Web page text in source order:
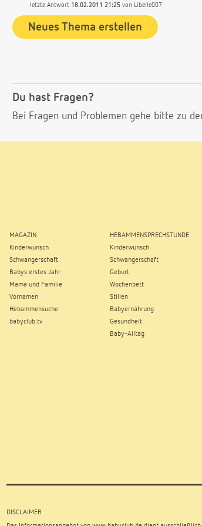
letzte Antwort 18.02.2011 21:25 von Libelle007
Neues Thema erstellen
Du hast Fragen?
Bei Fragen und Problemen gehe bitte zu
MAGAZIN
Kinderwunsch
Schwangerschaft
Babys erstes Jahr
Mama und Familie
Vornamen
Hebammensuche
babyclub.tv
HEBAMMENSPRECHSTUNDE
Kinderwunsch
Schwangerschaft
Geburt
Wochenbett
Stillen
Babyernährung
Gesundheit
Baby-Alltag
DISCLAIMER